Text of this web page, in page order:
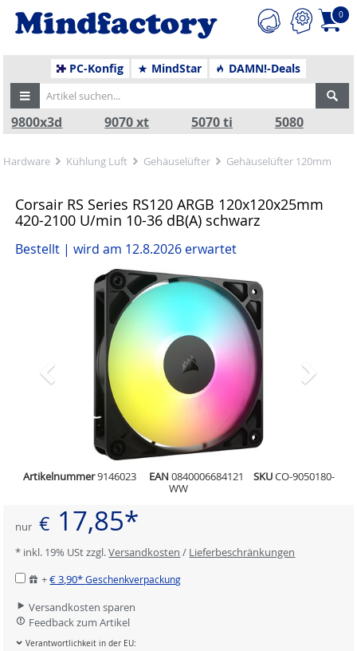
0
PC-Konfig MindStar DAMN!-Deals
9800x3d 9070 xt 5070 ti 5080
Hardware Kühlung Luft Gehäuselüfter Gehäuselüfter 120mm
Corsair RS Series RS120 ARGB 120x120x25mm
420-2100 U/min 10-36 dB(A) schwarz
Bestellt | wird am 12.8.2026 erwartet
Zurück
Artikelnummer9146023 EAN 0840006684121 SKUCO-9050180-
WW
nur € 17,85*
* inkl. 19% USt zzgl.Versandkosten / Lieferbeschränkungen
+€ 3,90*Geschenkverpackung
Versandkosten sparen
Feedback zum Artikel
Verantwortlichkeit in der EU: